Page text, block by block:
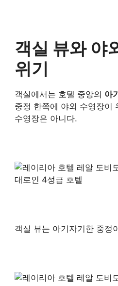
객실 뷰와 야
위기
객실에서는 호텔 중앙의 아
중정 한쪽에 야외 수영장이
수영장은 아니다.
객실 뷰는 아기자기한 중정